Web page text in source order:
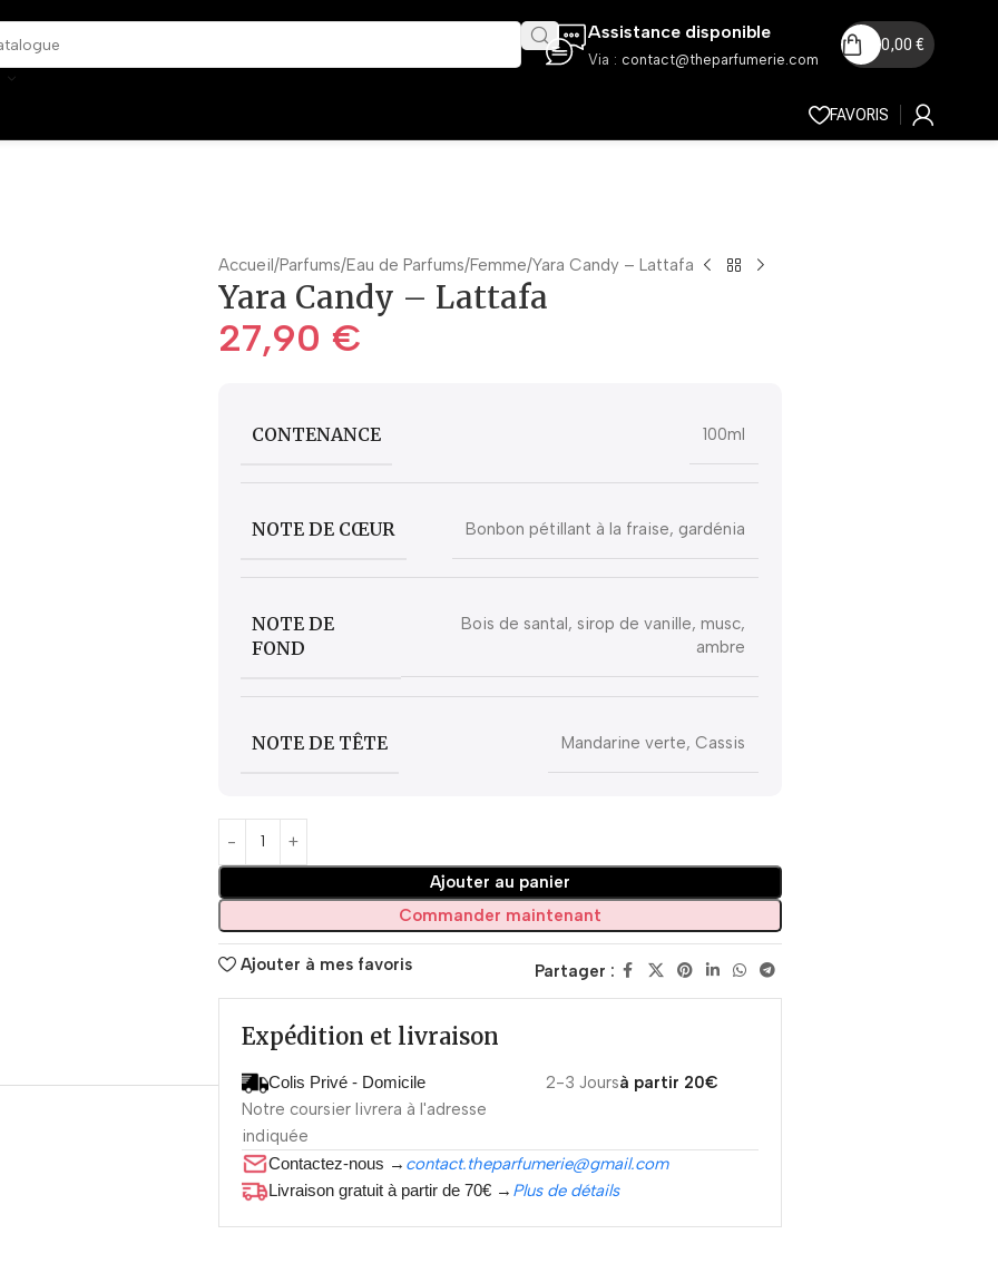
Assistance disponible
Via : contact@theparfumerie.com
0,00 €
FAVORIS
Accueil Parfums Eau de Parfums Femme Yara Candy – Lattafa
Yara Candy – Lattafa
27,90 €
CONTENANCE 100ml
NOTE DE CŒUR Bonbon pétillant à la fraise, gardénia
NOTE DE
FOND
Bois de santal, sirop de vanille, musc,
ambre
NOTE DE TÊTE Mandarine verte, Cassis
Ajouter au panier
Commander maintenant
Ajouter à mes favoris Partager :
Expédition et livraison
Colis Privé - Domicile
Notre coursier livrera à l'adresse
indiquée
2-3 Joursà partir 20€
Contactez-nous → contact.theparfumerie@gmail.com
Livraison gratuit à partir de 70€ → Plus de détails